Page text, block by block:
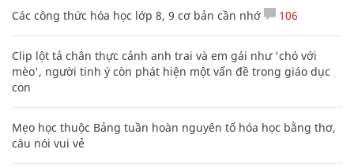
Các công thức hóa học lớp 8, 9 cơ bản cần nhớ 106
Clip lột tả chân thực cảnh anh trai và em gái như 'chó với
mèo', người tinh ý còn phát hiện một vấn đề trong giáo dục
con
Mẹo học thuộc Bảng tuần hoàn nguyên tố hóa học bằng thơ,
câu nói vui vẻ